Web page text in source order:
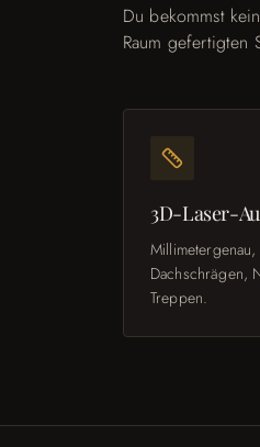
Du bekommst
Raum gefertigten
3D-Laser-
Dachschrägen,
Treppen.